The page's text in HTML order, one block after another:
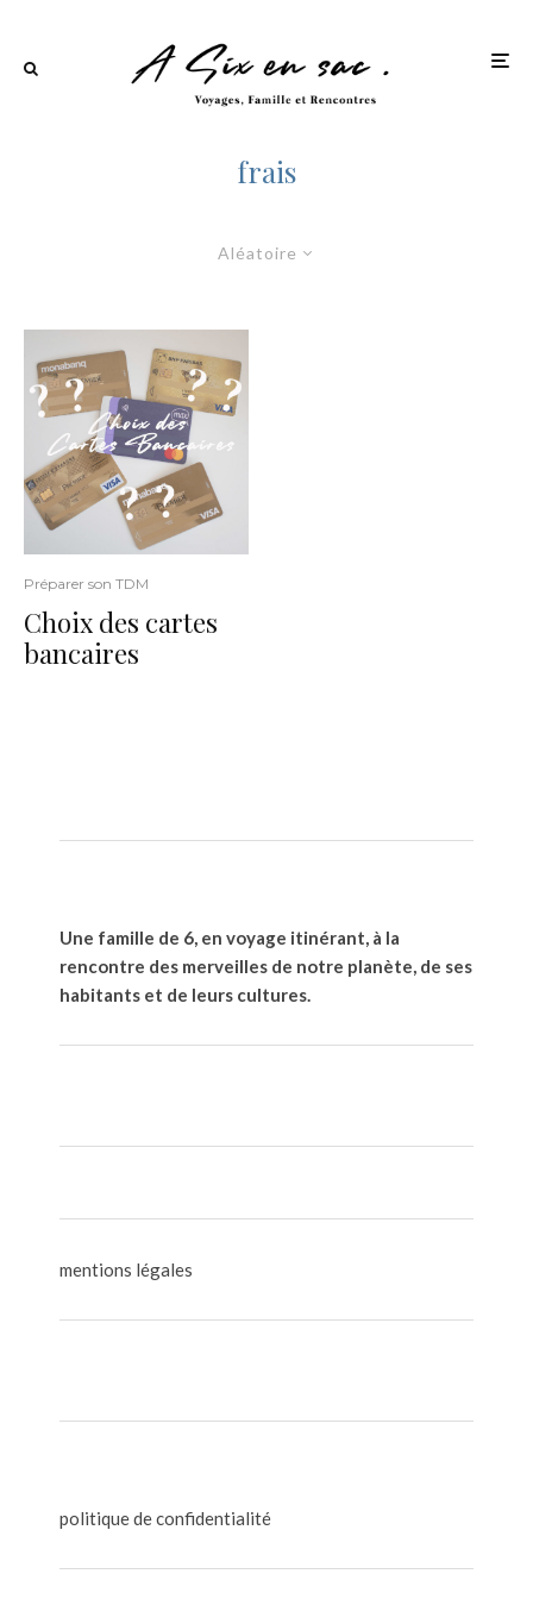
frais
Aléatoire
Préparer son TDM
Choix des cartes
bancaires
Une famille de 6, en voyage itinérant, à la
rencontre des merveilles de notre planète, de ses
habitants et de leurs cultures.
mentions légales
politique de confidentialité